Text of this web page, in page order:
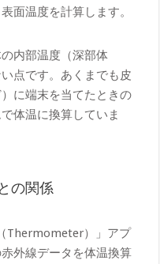
面温度を計算します。
内部温度（深部体
点です。あくまでも皮
に端末を当てたときの
体温に換算していま
の関係
Thermometer）」アプ
外線データを体温換算